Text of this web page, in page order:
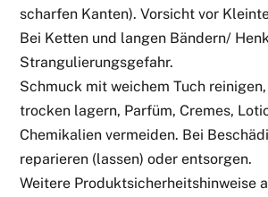
scharfen Kanten). Vorsicht vor
Bei Ketten und langen Bändern/
Strangulierungsgefahr.
Schmuck mit weichem Tuch
trocken lagern, Parfüm, Cremes,
Chemikalien vermeiden. Bei
reparieren (lassen) oder entsorgen.
Weitere Produktsicherheitshinweise